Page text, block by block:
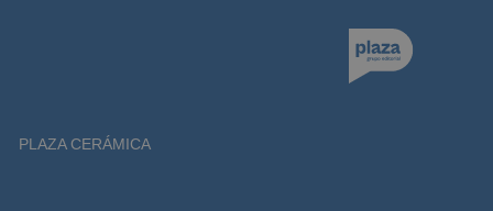
PLAZA CERÁMICA